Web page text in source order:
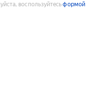
воспользуйтесьформой